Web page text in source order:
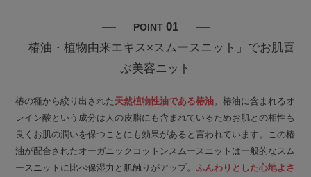
POINT 01
「椿油・植物由来エキス×スムースニット」でお肌喜
ぶ美容ニット
椿の種から絞り出された 天然植物性油である椿油。椿油に含まれるオ
レイン酸という成分は人の皮脂にも含まれているためお肌との相性も
良くお肌の潤いを保つことにも効果があると言われています。この椿
油が配合されたオーガニックコットンスムースニットは一般的なスム
ースニットに比べ保湿力と肌触りがアップ。ふんわりとした心地よさ